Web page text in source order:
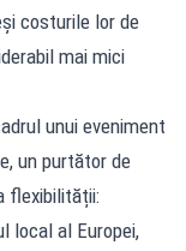
costurile lor de
mai mici
unui eveniment
un purtător de
flexibilității:
local al Europei,